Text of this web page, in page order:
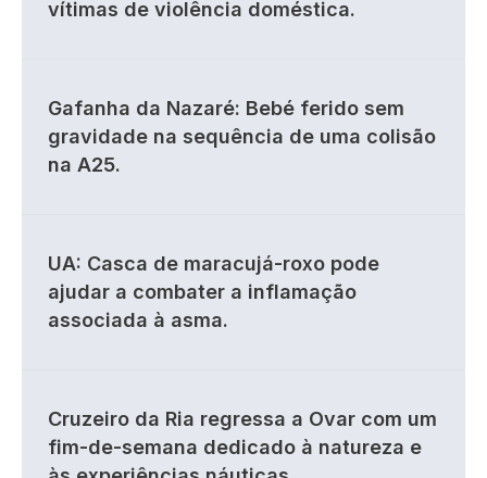
vítimas de violência doméstica.
Gafanha da Nazaré: Bebé ferido sem
gravidade na sequência de uma colisão
na A25.
UA: Casca de maracujá-roxo pode
ajudar a combater a inflamação
associada à asma.
Cruzeiro da Ria regressa a Ovar com um
fim-de-semana dedicado à natureza e